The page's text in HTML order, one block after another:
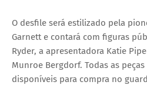
O desfile será estilizado pela
Garnett e contará com figuras
Ryder, a apresentadora Katie
Munroe Bergdorf. Todas as
disponíveis para compra no